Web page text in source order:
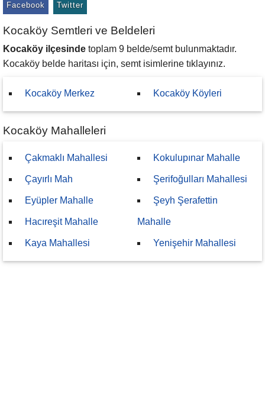
Facebook Twitter
Kocaköy Semtleri ve Beldeleri
Kocaköy ilçesinde toplam 9 belde/semt bulunmaktadır.
Kocaköy belde haritası için, semt isimlerine tıklayınız.
Kocaköy Merkez Kocaköy Köyleri
Kocaköy Mahalleleri
Çakmaklı Mahallesi
Çayırlı Mah
Eyüpler Mahalle
Hacıreşit Mahalle
Kaya Mahallesi
Kokulupınar Mahalle
Şerifoğulları Mahallesi
Şeyh Şerafettin
Mahalle
Yenişehir Mahallesi